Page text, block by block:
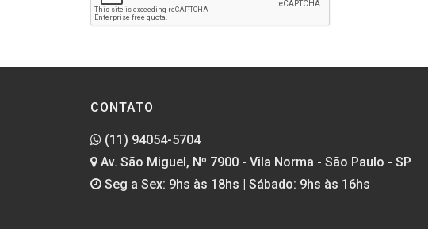
CONTATO
(11) 94054-5704
Av. São Miguel, Nº 7900 - Vila Norma - São Paulo - SP
Seg a Sex: 9hs às 18hs | Sábado: 9hs às 16hs